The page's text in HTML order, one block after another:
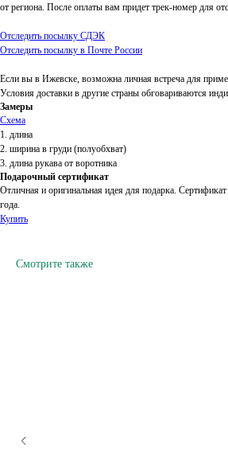
от региона. После оплаты вам придет трек-номер для
Отследить посылку СДЭК
Отследить посылку в Почте России
Если вы в Ижевске, возможна личная встреча для
Условия доставки в другие страны обговариваются
Замеры
Схема
1. длина
2. ширина в груди (полуобхват)
3. длина рукава от воротника
Подарочный сертификат
Отличная и оригинальная идея для подарка. Сертификат
года.
Купить
Смотрите также